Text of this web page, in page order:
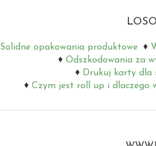
Solidne opakowania produktowe
Odszkodowania za
Drukuj karty dla
Czym jest roll up i dlaczego